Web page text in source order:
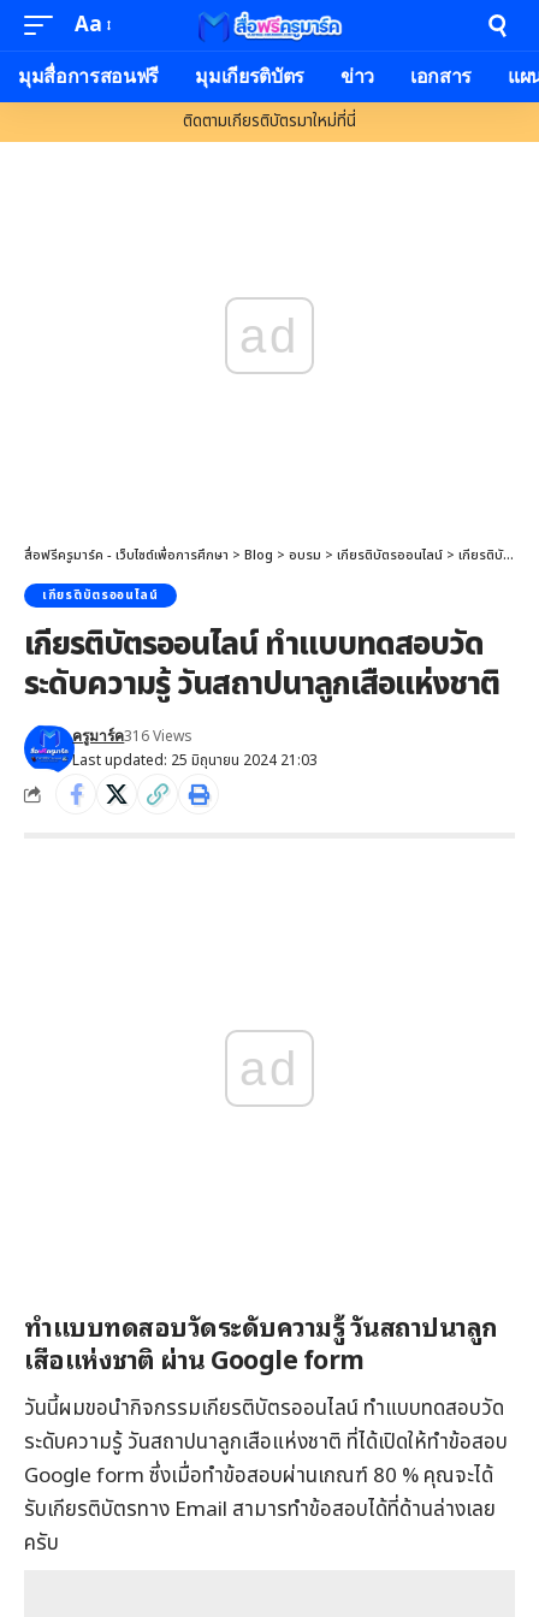
Aa
มุมสื่อการสอนฟรี มุมเกียรติบัตร ข่าว เอกสาร แผ
ติดตามเกียรติบัตรมาใหม่ที่นี่
ad
สื่อฟรีครูมาร์ค - เว็บไซต์เพื่อการศึกษา > Blog > อบรม > เกียรติบัตรออนไลน์ > เกียรติบัตรออนไลน์ ทำแบบทดสอบวัดระดับความรู้ วันสถาปนาลูกเสือแห่งชาติ
เกียรติบัตรออนไลน์
เกียรติบัตรออนไลน์ ทำแบบทดสอบวัด
ระดับความรู้ วันสถาปนาลูกเสือแห่งชาติ
Last updated: 25 มิถุนายน 2024 21:03
ครูมาร์ค316 Views
ad
ทำแบบทดสอบวัดระดับความรู้ วันสถาปนาลูก
เสือแห่งชาติ ผ่าน Google form
วันนี้ผมขอนำกิจกรรมเกียรติบัตรออนไลน์ ทำแบบทดสอบวัด
ระดับความรู้ วันสถาปนาลูกเสือแห่งชาติ ที่ได้เปิดให้ทำข้อสอบ
Google form ซึ่งเมื่อทำข้อสอบผ่านเกณฑ์ 80 % คุณจะได้
รับเกียรติบัตรทาง Email สามารทำข้อสอบได้ที่ด้านล่างเลย
ครับ